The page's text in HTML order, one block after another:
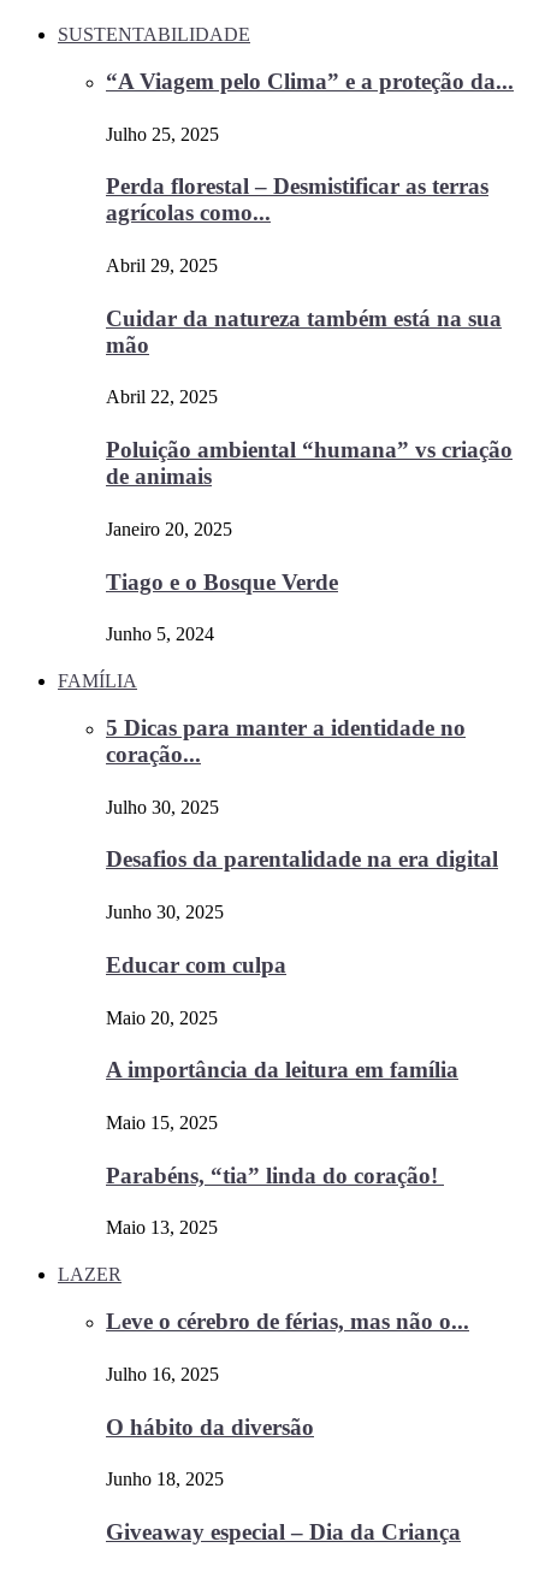
SUSTENTABILIDADE
“A Viagem pelo Clima” e a proteção da...
Julho 25, 2025
Perda florestal – Desmistificar as terras
agrícolas como...
Abril 29, 2025
Cuidar da natureza também está na sua
mão
Abril 22, 2025
Poluição ambiental “humana” vs criação
de animais
Janeiro 20, 2025
Tiago e o Bosque Verde
Junho 5, 2024
FAMÍLIA
5 Dicas para manter a identidade no
coração...
Julho 30, 2025
Desafios da parentalidade na era digital
Junho 30, 2025
Educar com culpa
Maio 20, 2025
A importância da leitura em família
Maio 15, 2025
Parabéns, “tia” linda do coração!
Maio 13, 2025
LAZER
Leve o cérebro de férias, mas não o...
Julho 16, 2025
O hábito da diversão
Junho 18, 2025
Giveaway especial – Dia da Criança